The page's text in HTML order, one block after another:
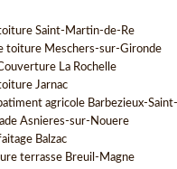
Saint-Martin-de-Re
toiture Meschers-sur-Gironde
La Rochelle
Jarnac
agricole Barbezieux-
Asnieres-sur-Nouere
Balzac
terrasse Breuil-Magne